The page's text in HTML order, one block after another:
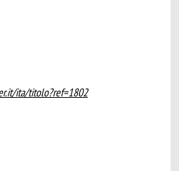
ita/titolo?ref=1802